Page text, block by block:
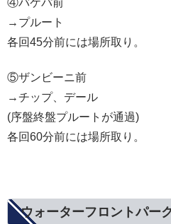
④バケパ前
→プルート
各回45分前には場所取り。
⑤ザンビーニ前
→チップ、デール
(序盤終盤プルートが通過)
各回60分前には場所取り。
ウォーターフロントパー